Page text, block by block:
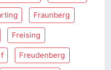
Fraunberg
Freising
Freudenberg